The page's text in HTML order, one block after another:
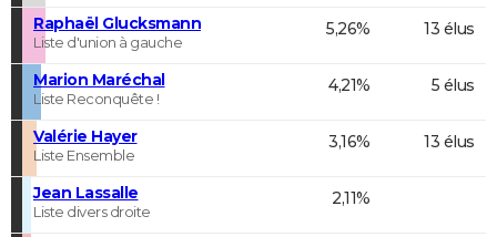
Raphaël Glucksmann
Liste d'union à gauche
5,26% 13 élus
Marion Maréchal
Liste Reconquête !
4,21% 5 élus
Valérie Hayer
Liste Ensemble
3,16% 13 élus
Jean Lassalle
Liste divers droite
2,11%